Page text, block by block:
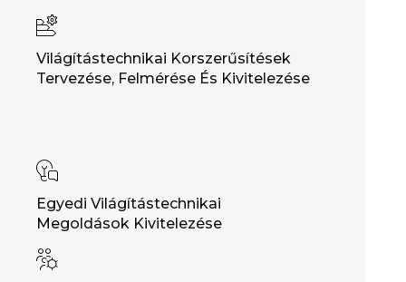
Világítástechnikai Korszerűsítések
Tervezése, Felmérése És Kivitelezése
Egyedi Világítástechnikai
Megoldások Kivitelezése